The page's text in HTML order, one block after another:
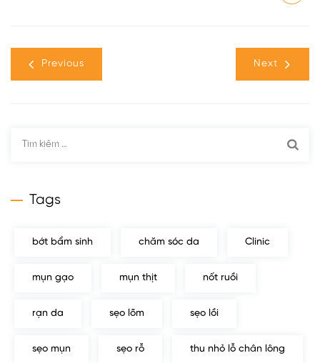
Previous Next
Tags
bớt bẩm sinh chăm sóc da Clinic
mụn gạo mụn thịt nốt ruồi
rạn da sẹo lõm sẹo lồi
sẹo mụn sẹo rỗ thu nhỏ lỗ chân lông